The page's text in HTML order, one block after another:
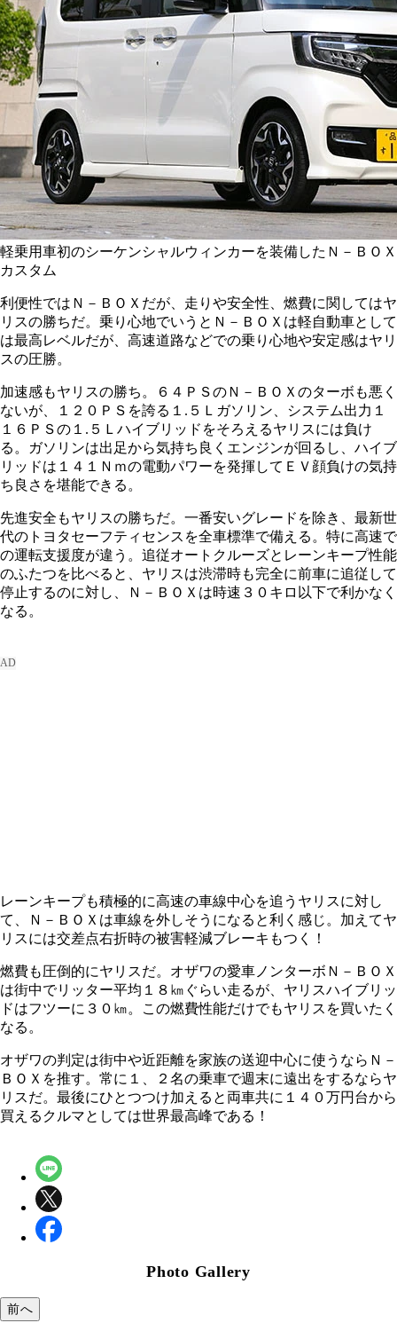
軽乗用車初のシーケンシャルウィンカーを装備したＮ－ＢＯＸ
カスタム
利便性ではＮ－ＢＯＸだが、走りや安全性、燃費に関してはヤ
リスの勝ちだ。乗り心地でいうとＮ－ＢＯＸは軽自動車として
は最高レベルだが、高速道路などでの乗り心地や安定感はヤリ
スの圧勝。
加速感もヤリスの勝ち。６４ＰＳのＮ－ＢＯＸのターボも悪く
ないが、１２０ＰＳを誇る１.５Ｌガソリン、システム出力１
１６ＰＳの１.５Ｌハイブリッドをそろえるヤリスには負け
る。ガソリンは出足から気持ち良くエンジンが回るし、ハイブ
リッドは１４１Ｎｍの電動パワーを発揮してＥＶ顔負けの気持
ち良さを堪能できる。
先進安全もヤリスの勝ちだ。一番安いグレードを除き、最新世
代のトヨタセーフティセンスを全車標準で備える。特に高速で
の運転支援度が違う。追従オートクルーズとレーンキープ性能
のふたつを比べると、ヤリスは渋滞時も完全に前車に追従して
停止するのに対し、Ｎ－ＢＯＸは時速３０キロ以下で利かなく
なる。
レーンキープも積極的に高速の車線中心を追うヤリスに対し
て、Ｎ－ＢＯＸは車線を外しそうになると利く感じ。加えてヤ
リスには交差点右折時の被害軽減ブレーキもつく！
燃費も圧倒的にヤリスだ。オザワの愛車ノンターボＮ－ＢＯＸ
は街中でリッター平均１８㎞ぐらい走るが、ヤリスハイブリッ
ドはフツーに３０㎞。この燃費性能だけでもヤリスを買いたく
なる。
オザワの判定は街中や近距離を家族の送迎中心に使うならＮ－
ＢＯＸを推す。常に１、２名の乗車で週末に遠出をするならヤ
リスだ。最後にひとつつけ加えると両車共に１４０万円台から
買えるクルマとしては世界最高峰である！
Photo Gallery
前へ